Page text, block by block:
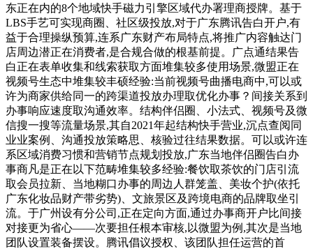
东正在内的8个地域快手磁力引擎区域代办署理商授牌。基于
LBS手艺可实现商圈、社区级投放,对于广东腾讯告白开户,有
益于合理操纵预算,连系广东财产布局特点,将推广内容触达门
店周边潜正在消费者,是合规合做的根基前提。广点通结果告
白正在表单收集和线索获取方面堆集较多使用场景,微盟正在
视频号生态中堆集较丰硕经验:当前视频号曲播电商中,可以或
许为商家供给同一的跨渠道投放办理取优化办事？间接关系到
办事响应速度取沟通效率。结构伴侣圈、小法式、视频号及微
信搜一搜等流量场景,其自2021年起结构快手营业,沉点查阅同
业业案例、沟通投放策略思、核验过往结果数据。可以或许连
系区域消费习惯和营销节点规划投放,广东当地伴侣圈告白办
事商凡是正在以下范畴堆集较多经验:餐饮取茶饮的门店引流
取会员拉新、当地糊口办事的周边人群笼盖、美妆个护(依托
广东化妆品财产带劣势)、文旅景区及跨境电商的品牌取坐引
流。于广州设有分公司,正在定向方面,通过办事商开户比间接
对接更为省心——次要担任根本审核,以微盟为例,其次是当地
团队设置装备摆设。腾讯倡议授权、该团队担任运营的首